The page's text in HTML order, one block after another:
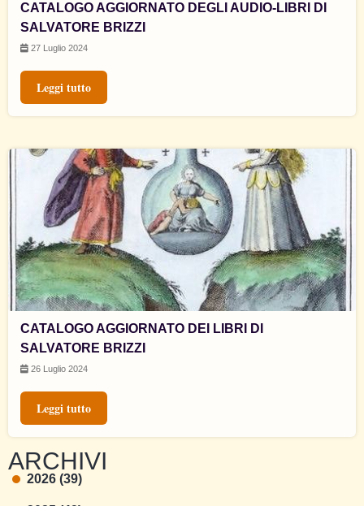
CATALOGO AGGIORNATO DEGLI AUDIO-LIBRI DI
SALVATORE BRIZZI
27 Luglio 2024
Leggi tutto
CATALOGO AGGIORNATO DEI LIBRI DI
SALVATORE BRIZZI
26 Luglio 2024
Leggi tutto
ARCHIVI
2026 (39)